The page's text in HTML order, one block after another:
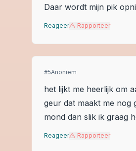
Daar wordt mijn pik
Reageer Rapporteer
#5Anoniem
het lijkt me heerlijk om
geur dat maakt me nog
mond dan slik ik graag
Reageer Rapporteer